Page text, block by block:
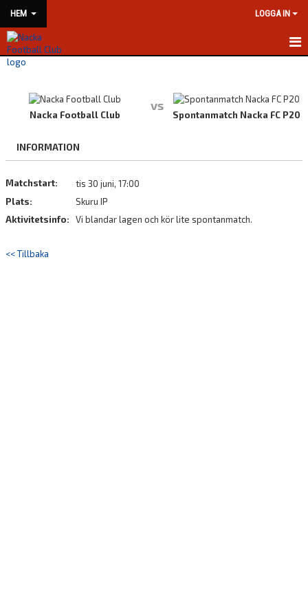
HEM LOGGA IN
HEM
NYHETER
KONTAKT
KALENDER
BILDGALLERI
Nacka Football Club
vs
Spontanmatch Nacka FC P20
INFORMATION
Matchstart:
tis 30 juni, 17:00
Plats:
Skuru IP
Aktivitetsinfo:
Vi blandar lagen och kör lite spontanmatch.
<< Tillbaka